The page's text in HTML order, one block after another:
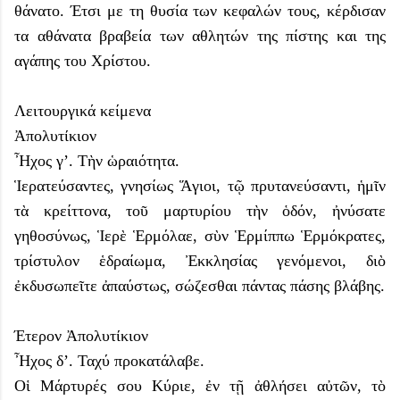
θάνατο. Έτσι με τη θυσία των κεφαλών τους, κέρδισαν
τα αθάνατα βραβεία των αθλητών της πίστης και της
αγάπης του Χρίστου.
Λειτουργικά κείμενα
Ἀπολυτίκιον
Ἦχος γ’. Τὴν ὡραιότητα.
Ἱερατεύσαντες, γνησίως Ἅγιοι, τῷ πρυτανεύσαντι, ἡμῖν
τὰ κρείττονα, τοῦ μαρτυρίου τὴν ὁδόν, ἠνύσατε
γηθοσύνως, Ἱερὲ Ἑρμόλαε, σὺν Ἑρμίππω Ἑρμόκρατες,
τρίστυλον ἑδραίωμα, Ἐκκλησίας γενόμενοι, διὸ
ἐκδυσωπεῖτε ἀπαύστως, σώζεσθαι πάντας πάσης βλάβης.
Έτερον Ἀπολυτίκιον
Ἦχος δ’. Ταχύ προκατάλαβε.
Οἱ Μάρτυρές σου Κύριε, ἐν τῇ ἀθλήσει αὐτῶν, τὸ